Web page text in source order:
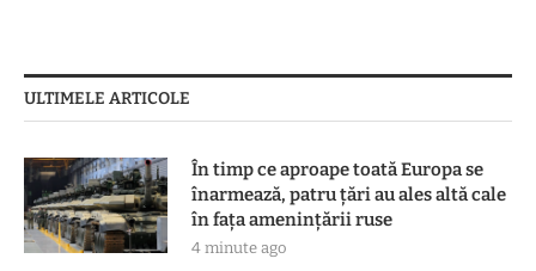
ULTIMELE ARTICOLE
În timp ce aproape toată Europa se
înarmează, patru ţări au ales altă cale
în faţa ameninţării ruse
4 minute ago